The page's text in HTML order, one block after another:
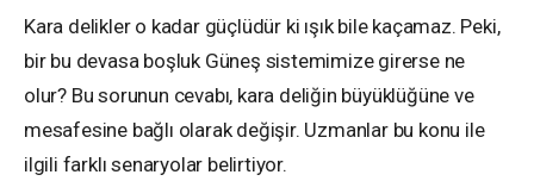
Kara delikler o kadar güçlüdür ki ışık bile kaçamaz. Peki,
bir bu devasa boşluk Güneş sistemimize girerse ne
olur? Bu sorunun cevabı, kara deliğin büyüklüğüne ve
mesafesine bağlı olarak değişir. Uzmanlar bu konu ile
ilgili farklı senaryolar belirtiyor.